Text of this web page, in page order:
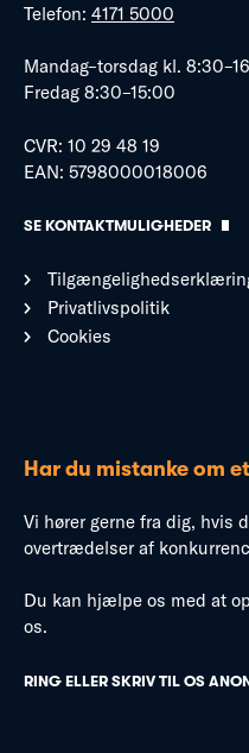
Telefon: 4171 5000
Mandag–torsdag kl.
Fredag 8:30–15:00
CVR: 10 29 48 19
EAN: 5798000018006
SE KONTAKTMULIGHEDER
Privatlivspolitik
Cookies
Har du mistanke om
Vi hører gerne fra dig, hvis
overtrædelser af
Du kan hjælpe os med at
os.
RING ELLER SKRIV TIL OS